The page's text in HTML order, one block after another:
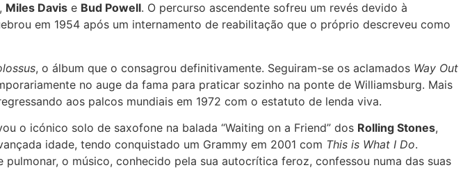
, Miles Davis e Bud Powell. O percurso ascendente sofreu um revés devido à
em 1954 após um internamento de reabilitação que o próprio descreveu como
, o álbum que o consagrou definitivamente. Seguiram-se os aclamados Way Out
no auge da fama para praticar sozinho na ponte de Williamsburg. Mais
aos palcos mundiais em 1972 com o estatuto de lenda viva.
o icónico solo de saxofone na balada “Waiting on a Friend” dos Rolling Stones,
idade, tendo conquistado um Grammy em 2001 com This is What I Do.
o músico, conhecido pela sua autocrítica feroz, confessou numa das suas